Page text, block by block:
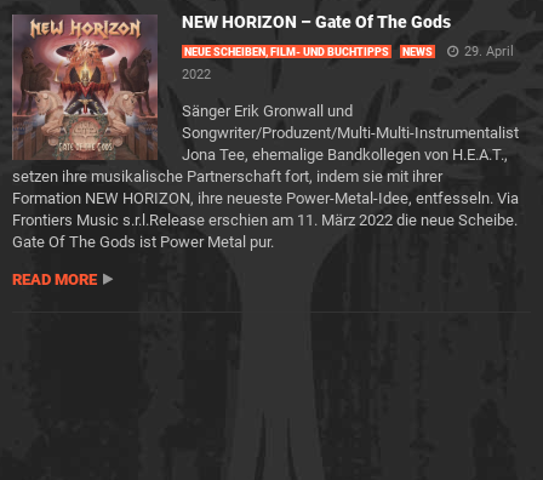
NEW HORIZON – Gate Of The Gods
NEUE SCHEIBEN, FILM- UND BUCHTIPPS NEWS
29. April
2022
Sänger Erik Gronwall und
Songwriter/Produzent/Multi-Multi-Instrumentalist
Jona Tee, ehemalige Bandkollegen von H.E.A.T.,
setzen ihre musikalische Partnerschaft fort, indem sie mit ihrer
Formation NEW HORIZON, ihre neueste Power-Metal-Idee, entfesseln. Via
Frontiers Music s.r.l.Release erschien am 11. März 2022 die neue Scheibe.
Gate Of The Gods ist Power Metal pur.
READ MORE